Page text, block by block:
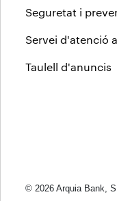
Seguretat i
Servei d'atenció
Taulell d'anuncis
© 2026 Arquia Bank,